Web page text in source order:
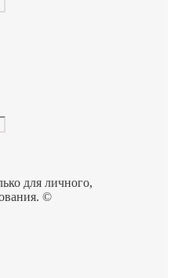
для личного,
©